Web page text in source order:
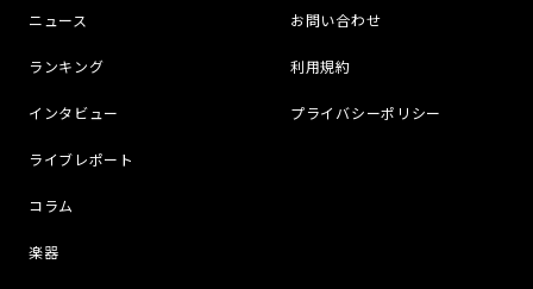
ニュース
ランキング
インタビュー
ライブレポート
コラム
楽器
お問い合わせ
利用規約
プライバシーポリシー